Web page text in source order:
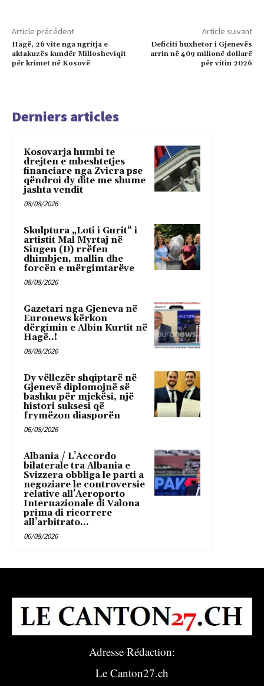
Article précédent
Hagë, 26 vite nga ngritja e
aktakuzës kundër Millosheviqit
për krimet në Kosovë
Article suivant
Deficiti buxhetor i Gjenevës
arrin në 409 milionë dollarë
për vitin 2026
Derniers articles
Kosovarja humbi te
drejten e mbeshtetjes
financiare nga Zvicra pse
qëndroi dy dite me shume
jashta vendit
08/08/2026
Skulptura „Loti i Gurit“ i
artistit Mal Myrtaj në
Singen (D) rrëfen
dhimbjen, mallin dhe
forcën e mërgimtarëve
08/08/2026
Gazetari nga Gjeneva në
Euronews kërkon
dërgimin e Albin Kurtit në
Hagë..!
08/08/2026
Dy vëllezër shqiptarë në
Gjenevë diplomojnë së
bashku për mjekësi, një
histori suksesi që
frymëzon diasporën
06/08/2026
Albania / L’Accordo
bilaterale tra Albania e
Svizzera obbliga le parti a
negoziare le controversie
relative all’Aeroporto
Internazionale di Valona
prima di ricorrere
all’arbitrato...
06/08/2026
Adresse Rédaction:
Le Canton27.ch